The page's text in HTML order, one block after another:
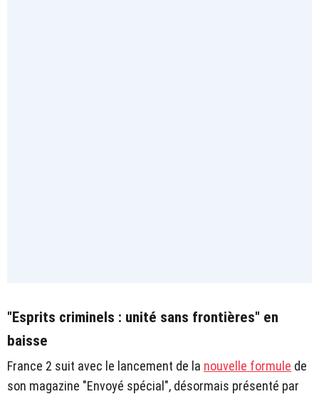
"Esprits criminels : unité sans frontières" en
baisse
France 2 suit avec le lancement de la nouvelle formule de
son magazine "Envoyé spécial", désormais présenté par